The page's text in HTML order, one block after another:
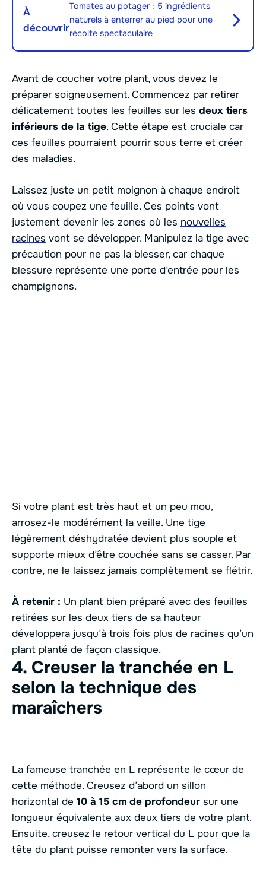
À
découvrir
Tomates au potager : 5 ingrédients
naturels à enterrer au pied pour une
récolte spectaculaire
Avant de coucher votre plant, vous devez le
préparer soigneusement. Commencez par retirer
délicatement toutes les feuilles sur les deux tiers
inférieurs de la tige. Cette étape est cruciale car
ces feuilles pourraient pourrir sous terre et créer
des maladies.
Laissez juste un petit moignon à chaque endroit
où vous coupez une feuille. Ces points vont
justement devenir les zones où les nouvelles
racines vont se développer. Manipulez la tige avec
précaution pour ne pas la blesser, car chaque
blessure représente une porte d’entrée pour les
champignons.
Si votre plant est très haut et un peu mou,
arrosez-le modérément la veille. Une tige
légèrement déshydratée devient plus souple et
supporte mieux d’être couchée sans se casser. Par
contre, ne le laissez jamais complètement se flétrir.
À retenir : Un plant bien préparé avec des feuilles
retirées sur les deux tiers de sa hauteur
développera jusqu’à trois fois plus de racines qu’un
plant planté de façon classique.
4. Creuser la tranchée en L
selon la technique des
maraîchers
La fameuse tranchée en L représente le cœur de
cette méthode. Creusez d’abord un sillon
horizontal de 10 à 15 cm de profondeur sur une
longueur équivalente aux deux tiers de votre plant.
Ensuite, creusez le retour vertical du L pour que la
tête du plant puisse remonter vers la surface.